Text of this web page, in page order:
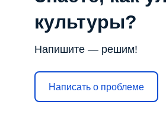
культуры?
Напишите — решим!
Написать о проблеме